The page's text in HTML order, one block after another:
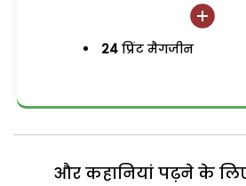
24 प्रिंट मैगजीन
और कहानियां पढ़ने के